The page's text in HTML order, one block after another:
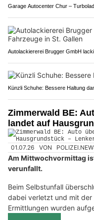
Garage Autocenter Chur –
Autolackiererei Brugger GmbH
Künzli Schuhe: Bessere Haltung
Zimmerwald BE:
landet auf
01.07.26 VON
Am Mittwochvormittag
verunfallt.
Beim Selbstunfall
dabei verletzt und mit der
Ermittlungen wurden